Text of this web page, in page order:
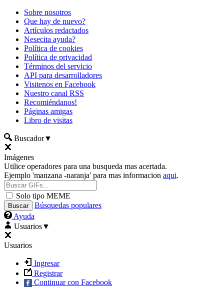
Sobre nosotros
Que hay de nuevo?
Artículos redactados
Nesecita ayuda?
Política de cookies
Política de privacidad
Términos del servicio
API para desarrolladores
Visitenos en Facebook
Nuestro canal RSS
Recomiéndanos!
Páginas amigas
Libro de visitas
Buscador▼
Imágenes
Utilice operadores para una busqueda mas acertada.
Ejemplo 'manzana -naranja' para mas informacion aqui.
Solo tipo MEME
Búsquedas populares
Ayuda
Usuarios▼
Usuarios
Ingresar
Registrar
Continuar con Facebook